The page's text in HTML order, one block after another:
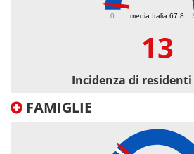
media Italia 67.8
0
13
Incidenza di
FAMIGLIE